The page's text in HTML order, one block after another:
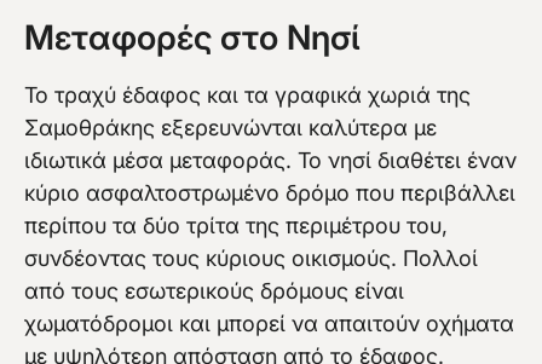
Μεταφορές στο Νησί
Το τραχύ έδαφος και τα γραφικά χωριά της
Σαμοθράκης εξερευνώνται καλύτερα με
ιδιωτικά μέσα μεταφοράς. Το νησί διαθέτει έναν
κύριο ασφαλτοστρωμένο δρόμο που περιβάλλει
περίπου τα δύο τρίτα της περιμέτρου του,
συνδέοντας τους κύριους οικισμούς. Πολλοί
από τους εσωτερικούς δρόμους είναι
χωματόδρομοι και μπορεί να απαιτούν οχήματα
με υψηλότερη απόσταση από το έδαφος.